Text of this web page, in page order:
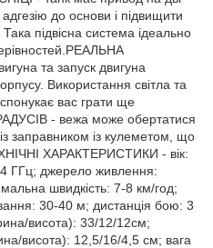
адгезію до основи і підвищити
підвісна система ідеально
та запуск двигуна
Використання світла та
вас грати ще
- вежа може обертатися
заправником із кулеметом, що
ХАРАКТЕРИСТИКИ - вік:
ГГц; джерело живлення:
швидкість: 7-8 км/год;
30-40 м; дистанція бою: 3
висота): 33/12/12см;
висота): 12,5/16/4,5 см; вага